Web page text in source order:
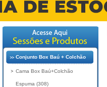
Conjunto Box Baú + Colchão
Cama Box Baú+Colchão
Espuma (308)